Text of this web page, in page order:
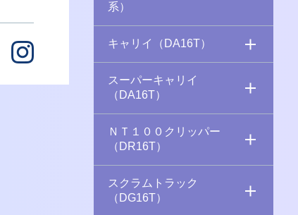
系）
キャリイ（DA16T）
スーパーキャリイ
（DA16T）
ＮＴ１００クリッパー
（DR16T）
スクラムトラック
（DG16T）